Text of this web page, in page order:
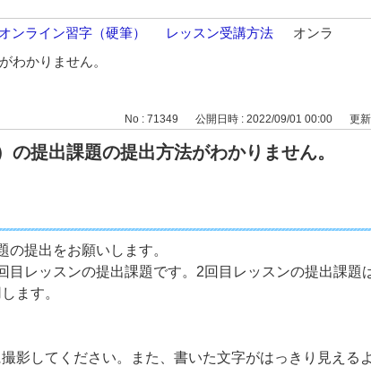
オンライン習字（硬筆） レッスン受講方法
オンラ
わかりません。
No : 71349 公開日時 : 2022/09/01 00:00 更
の提出課題の提出方法がわかりません。
の提出をお願いします。
目レッスンの提出課題です。2回目レッスンの提出課題
ます。
影してください。また、書いた文字がはっきり見える